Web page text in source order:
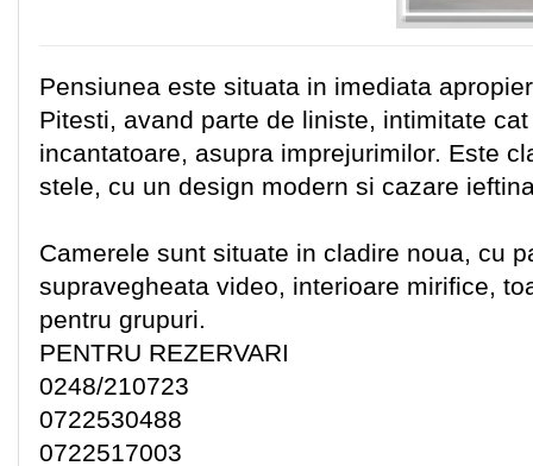
Pensiunea este situata in imediata
Pitesti, avand parte de liniste, intimitate
incantatoare, asupra imprejurimilor. Este
stele, cu un design modern si cazare
Camerele sunt situate in cladire noua, cu
supravegheata video, interioare mirifice,
pentru grupuri.
PENTRU REZERVARI
0248/210723
0722530488
0722517003